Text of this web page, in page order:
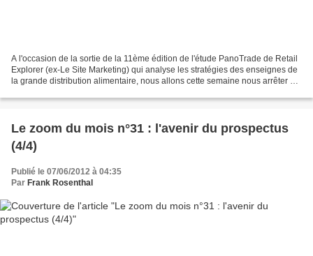
A l'occasion de la sortie de la 11ème édition de l'étude PanoTrade de Retail
Explorer (ex-Le Site Marketing) qui analyse les stratégies des enseignes de
la grande distribution alimentaire, nous allons cette semaine nous arrêter sur
Le zoom du mois n°31 : l'avenir du prospectus
(4/4)
Publié le 07/06/2012 à 04:35
Par Frank Rosenthal